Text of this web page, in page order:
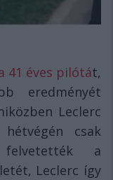
41 éves pilótát,
eredményét
Leclerc
csak
a
Leclerc így